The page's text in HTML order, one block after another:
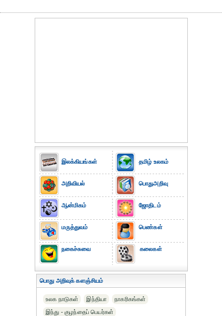
இலக்கியங்கள்
அறிவியல்
ஆன்மிகம்
மருத்துவம்
நகைச்சுவை
தமிழ் உலகம்
பொதுஅறிவு
ஜோதிடம்
பெண்கள்
கலைகள்
பொது அறிவுக் களஞ்சியம்
உலக நாடுகள் இந்தியா
நாகரிகங்கள்
இந்து - குழந்தைப் பெயர்கள்